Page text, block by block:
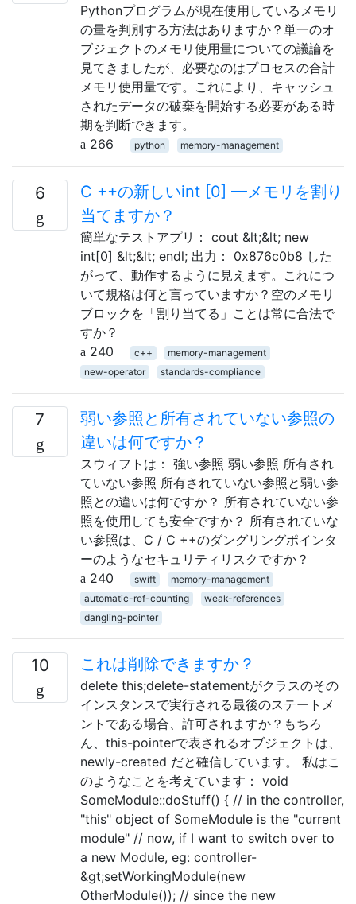
Pythonプログラムが現在使用しているメモリ
の量を判別する方法はありますか？単一のオ
ブジェクトのメモリ使用量についての議論を
見てきましたが、必要なのはプロセスの合計
メモリ使用量です。これにより、キャッシュ
されたデータの破棄を開始する必要がある時
期を判断できます。
266
python memory-management
6
C ++の新しいint [0] —メモリを割り
当てますか？
簡単なテストアプリ： cout &lt;&lt; new
int[0] &lt;&lt; endl; 出力： 0x876c0b8 した
がって、動作するように見えます。これにつ
いて規格は何と言っていますか？空のメモリ
ブロックを「割り当てる」ことは常に合法で
すか？
240
c++
memory-management
new-operator
standards-compliance
7
弱い参照と所有されていない参照の
違いは何ですか？
スウィフトは： 強い参照 弱い参照 所有され
ていない参照 所有されていない参照と弱い参
照との違いは何ですか？ 所有されていない参
照を使用しても安全ですか？ 所有されていな
い参照は、C / C ++のダングリングポインタ
ーのようなセキュリティリスクですか？
240
swift
memory-management
automatic-ref-counting
weak-references
dangling-pointer
10 これは削除できますか？
delete this;delete-statementがクラスのその
インスタンスで実行される最後のステートメ
ントである場合、許可されますか？もちろ
ん、this-pointerで表されるオブジェクトは、
newly-created だと確信しています。 私はこ
のようなことを考えています： void
SomeModule::doStuff() { // in the controller,
"this" object of SomeModule is the "current
module" // now, if I want to switch over to
a new Module, eg: controller-
&gt;setWorkingModule(new
OtherModule()); // since the new